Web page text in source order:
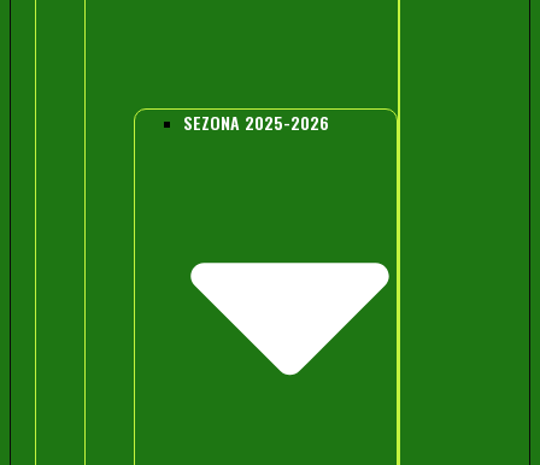
SEZONA 2025-2026